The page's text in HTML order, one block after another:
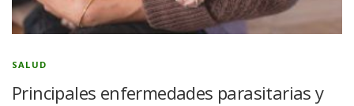
SALUD
Principales enfermedades parasitarias y